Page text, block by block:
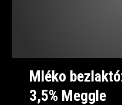
Mléko
3,5% Meggle